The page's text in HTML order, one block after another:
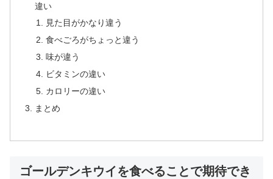
違い
見た目がかなり違う
食べごろがちょっと違う
味が違う
ビタミンの違い
カロリーの違い
まとめ
ゴールデンキウイを食べることで期待でき